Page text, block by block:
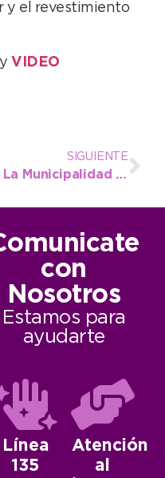
y el revestimiento
y VIDEO
SIGUIENTE
La Municipalidad apunta a recuperar maquinaria vial en desuso
con
Nosotros
Estamos para
ayudarte
Línea
135
Atención
al